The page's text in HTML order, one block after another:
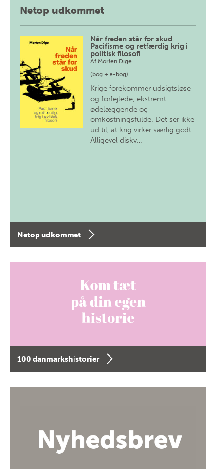
Netop udkommet
Når freden står for skud
Pacifisme og retfærdig krig i
politisk filosofi
Af Morten Dige
(bog + e-bog)
Krige forekommer udsigtsløse
og forfejlede, ekstremt
ødelæggende og
omkostningsfulde. Det ser ikke
ud til, at krig virker særlig godt.
Alligevel diskv…
Netop udkommet
100 danmarkshistorier